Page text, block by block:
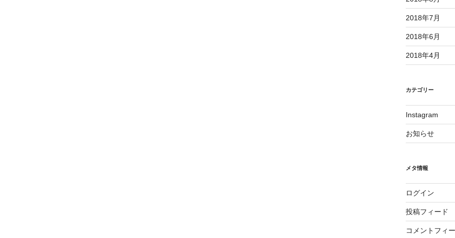
2018年7月
2018年6月
2018年4月
カテゴリー
Instagram
お知らせ
メタ情報
ログイン
投稿フィード
コメントフィ